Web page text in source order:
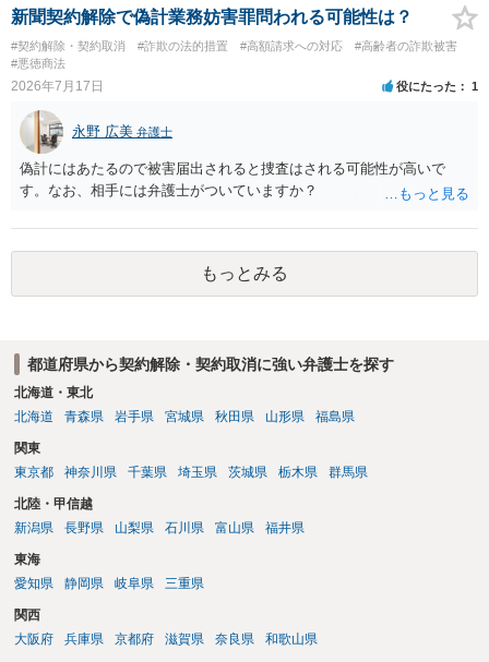
て、契約不適合責任を理由に契約を解除してれば、 原状回復義務とし
て、相談者さんは、商品の返品義務を負うことになります。 ただし、
訴訟上何等かの形で、返品義務の有無が争われ争点化していたが、 結
論として、返品義務が存在しないというような判断が判決理由中で下
（信義則による主張制限）。
新聞契約解除で偽計業務妨害罪問われる可能性は？
#契約解除・契約取消 #詐欺の法的措置 #高額請求への対応
#高齢者の詐欺被害
#悪徳商法
2026年7月17日 役にたった 1
永野 広美 弁護士
偽計にはあたるので被害届出されると捜査はされる可能性が高いで
す。なお、相手には弁護士がついていますか？
もっとみる
都道府県から契約解除・契約取消に強い弁護士を探す
北海道・東北
北海道
青森県 岩手県 宮城県 秋田県 山形県 福島県
関東
東京都
神奈川県 千葉県 埼玉県 茨城県 栃木県 群馬県
北陸・甲信越
新潟県
長野県 山梨県 石川県 富山県 福井県
東海
愛知県
静岡県 岐阜県 三重県
関西
大阪府
兵庫県 京都府 滋賀県 奈良県 和歌山県